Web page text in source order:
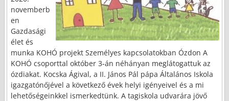
novemberb
en
Gazdasági
élet és
munka KOHÓ projekt Személyes kapcsolatokban Ózdon A
KOHÓ csoporttal október 3-án néhányan meglátogattuk az
ózdiakat. Kocska Ágival, a II. János Pál pápa Általános Iskola
igazgatónőjével a következő évek helyi igényeivel és a mi
lehetőségeinkkel ismerkedtünk. A tagiskola udvarára jövő